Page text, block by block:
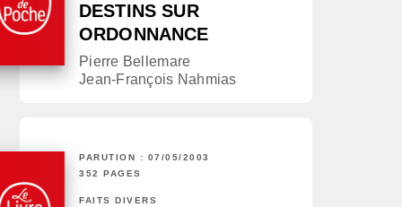
DESTINS SUR
ORDONNANCE
Pierre Bellemare
Jean-François Nahmias
PARUTION : 07/05/2003
352 PAGES
FAITS DIVERS